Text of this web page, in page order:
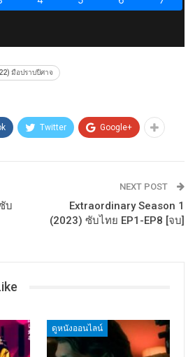
มือปราบปีศาจ
Twitter Google+
บ
NEXT POST
Extraordinary Season 1
(2023) ซับไทย EP1-EP8 [จบ]
ดูหนังออนไลน์